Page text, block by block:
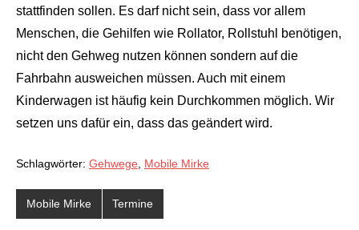
stattfinden sollen. Es darf nicht sein, dass vor allem
Menschen, die Gehilfen wie Rollator, Rollstuhl benötigen,
nicht den Gehweg nutzen können sondern auf die
Fahrbahn ausweichen müssen. Auch mit einem
Kinderwagen ist häufig kein Durchkommen möglich. Wir
setzen uns dafür ein, dass das geändert wird.
Schlagwörter: Gehwege Mobile Mirke
Mobile Mirke Termine